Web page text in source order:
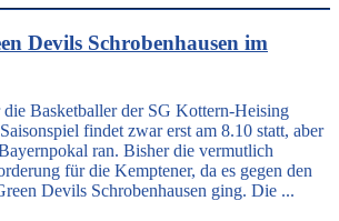
Devils Schrobenhausen im
Basketballer der SG Kottern-Heising
findet zwar erst am 8.10 statt, aber
ran. Bisher die vermutlich
für die Kemptener, da es gegen den
Devils Schrobenhausen ging. Die ...